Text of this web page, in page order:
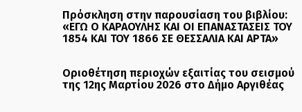
Πρόσκληση στην παρουσίαση του βιβλίου:
«ΕΓΩ Ο ΚΑΡΑΟΥΛΗΣ ΚΑΙ ΟΙ ΕΠΑΝΑΣΤΑΣΕΙΣ ΤΟΥ
1854 ΚΑΙ ΤΟΥ 1866 ΣΕ ΘΕΣΣΑΛΙΑ ΚΑΙ ΑΡΤΑ»
Οριοθέτηση περιοχών εξαιτίας του σεισμού
της 12ης Μαρτίου 2026 στο Δήμο Αργιθέας